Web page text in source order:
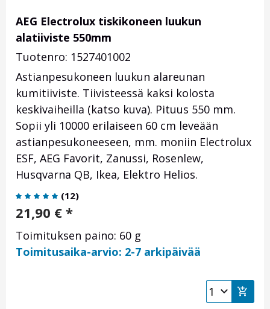
AEG Electrolux tiskikoneen luukun
alatiiviste 550mm
Tuotenro: 1527401002
Astianpesukoneen luukun alareunan
kumitiiviste. Tiivisteessä kaksi kolosta
keskivaiheilla (katso kuva). Pituus 550 mm.
Sopii yli 10000 erilaiseen 60 cm leveään
astianpesukoneeseen, mm. moniin Electrolux
ESF, AEG Favorit, Zanussi, Rosenlew,
Husqvarna QB, Ikea, Elektro Helios.
(12)
21,90 € *
Toimituksen paino: 60 g
Toimitusaika-arvio: 2-7 arkipäivää